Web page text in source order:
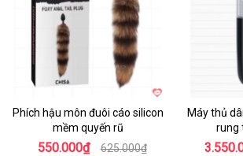
Phích hậu môn đuôi cáo silicon
mềm quyến rũ
550.000₫ 625.000₫
Máy thủ
rung